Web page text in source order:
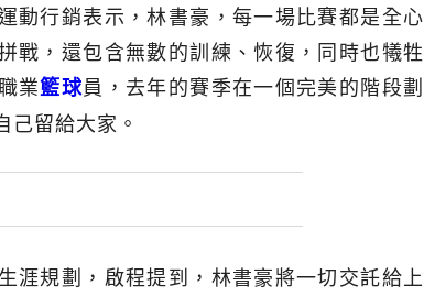
動行銷表示，林書豪，每一場比賽都是全心
戰，還包含無數的訓練、恢復，同時也犧牲
業籃球員，去年的賽季在一個完美的階段劃
己留給大家。
涯規劃，啟程提到，林書豪將一切交託給上